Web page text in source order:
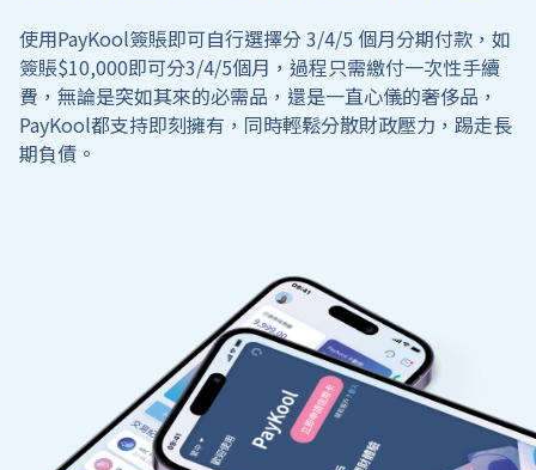
使用PayKool簽賬即可自行選擇分 3/4/5 個月分期付款，如
簽賬$10,000即可分3/4/5個月，過程只需繳付一次性手續
費，無論是突如其來的必需品，還是一直心儀的奢侈品，
PayKool都支持即刻擁有，同時輕鬆分散財政壓力，踢走長
期負債。